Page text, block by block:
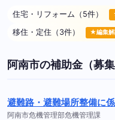
住宅・リフォーム（5件）
移住・定住（3件） ★編集解
阿南市の補助金（募
避難路・避難場所整備に
阿南市危機管理部危機管理課